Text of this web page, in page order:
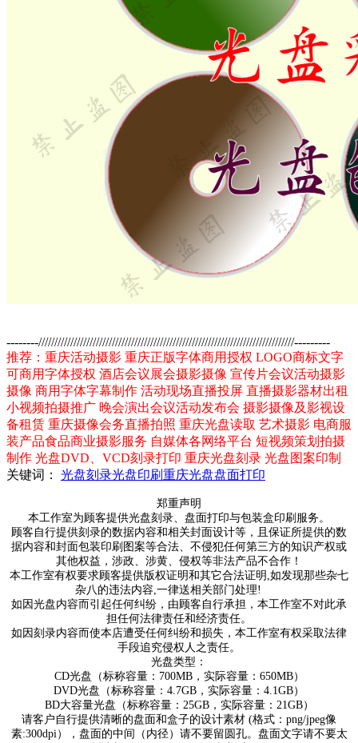
--------////////////////////////////////////////////////////////////////////////////////---------
推荐：重庆活动摄影 重庆正版字体商用授权 LOGO商标文字
可商用字体授权 酒店会议展会摄影摄像 宣传片会议活动摄影
摄像 商用字体字幕制作 活动现场直播投屏 直播摄影器材出租
小视频拍摄推广 晚会演出会议活动发布会 摄影摄像及影视设
备租赁 重庆摄像会务直播拍照 重庆光盘读取 艺术摄影 电商服
装产品食品商业摄影服务 自媒体各网络平台 短视频策划拍摄
制作 光盘DVD、VCD刻录打印 重庆光盘刻录 光盘图案印制
关键词：
光盘刻录光盘印刷重庆光盘盘面打印
郑重声明
本工作室为顾客提供光盘刻录、盘面打印与包装盒印刷服务。
顾客自行提供刻录的数据内容和相关封面设计等，且保证所提供的数
据内容和封面包装印刷图案等合法、不侵犯任何第三方的知识产权或
其他权益，涉政、涉黄、侵权等非法产品不合作！
本工作室有权要求顾客提供版权证明和其它合法证明,如发现那些杂七
杂八的违法内容,一律送相关部门处理!
如因光盘内容而引起任何纠纷，由顾客自行承担，本工作室不对此承
担任何法律责任和经济责任。
如因刻录内容而使本店遭受任何纠纷和损失，本工作室有权采取法律
手段追究侵权人之责任。
光盘类型：
CD光盘（标称容量：700MB，实际容量：650MB）
DVD光盘（标称容量：4.7GB，实际容量：4.1GB）
BD大容量光盘（标称容量：25GB，实际容量：21GB）
请客户自行提供清晰的盘面和盒子的设计素材 (格式：png/jpeg像
素:300dpi），盘面的中间（内径）请不要留圆孔。盘面文字请不要太